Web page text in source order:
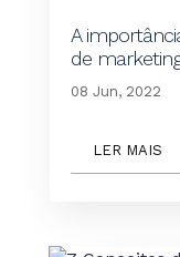
A
de
08 Jun, 2022
LER MAIS